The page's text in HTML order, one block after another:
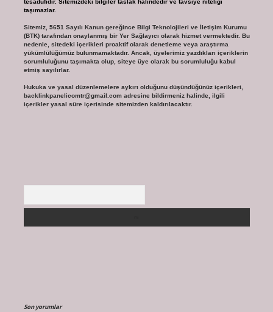
tesadüfidir. Sitemizdeki bilgiler taslak halindedir ve tavsiye niteliği
taşımazlar.
Sitemiz, 5651 Sayılı Kanun gereğince Bilgi Teknolojileri ve İletişim Kurumu
(BTK) tarafından onaylanmış bir Yer Sağlayıcı olarak hizmet vermektedir. Bu
nedenle, sitedeki içerikleri proaktif olarak denetleme veya araştırma
yükümlülüğümüz bulunmamaktadır. Ancak, üyelerimiz yazdıkları içeriklerin
sorumluluğunu taşımakta olup, siteye üye olarak bu sorumluluğu kabul
etmiş sayılırlar.
Hukuka ve yasal düzenlemelere aykırı olduğunu düşündüğünüz içerikleri,
backlinkpanelicomtr@gmail.comadresine bildirmeniz halinde, ilgili
içerikler yasal süre içerisinde sitemizden kaldırılacaktır.
Son yorumlar